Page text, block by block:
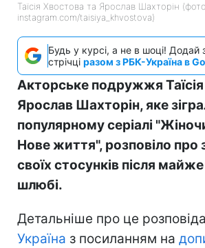
Таїсія Хвостова та Ярослав Шахторін
instagram.com/taisiya_khvostova)
Будь у курсі, а не в шоці! Додай
стрічці разом з РБК-Україна в
Акторське подружжя
Ярослав Шахторін, яке
популярному серіалі
Нове життя", розповіло про
своїх стосунків після
шлюбі.
Детальніше про це
Україна з посиланням на